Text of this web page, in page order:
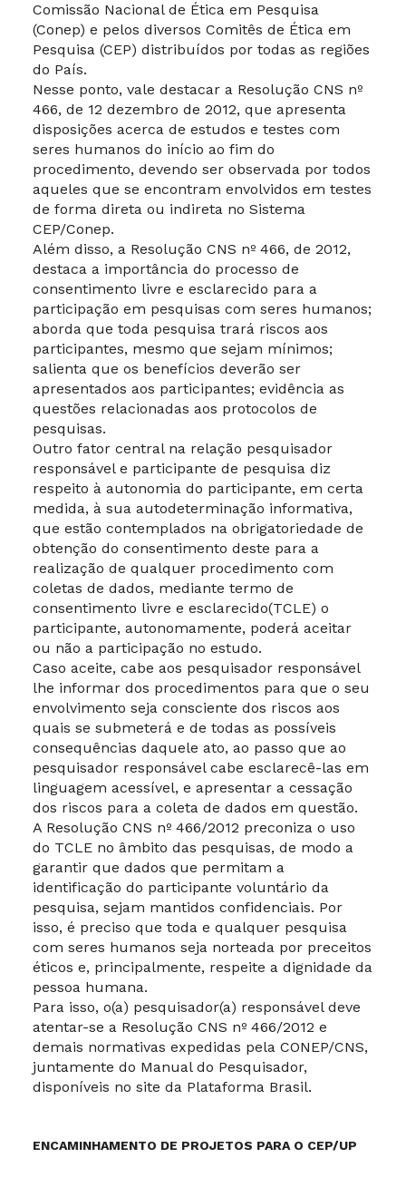
Comissão Nacional de Ética em Pesquisa
(Conep) e pelos diversos Comitês de Ética em
Pesquisa (CEP) distribuídos por todas as regiões
do País.
Nesse ponto, vale destacar a Resolução CNS nº
466, de 12 dezembro de 2012, que apresenta
disposições acerca de estudos e testes com
seres humanos do início ao fim do
procedimento, devendo ser observada por todos
aqueles que se encontram envolvidos em testes
de forma direta ou indireta no Sistema
CEP/Conep.
Além disso, a Resolução CNS nº 466, de 2012,
destaca a importância do processo de
consentimento livre e esclarecido para a
participação em pesquisas com seres humanos;
aborda que toda pesquisa trará riscos aos
participantes, mesmo que sejam mínimos;
salienta que os benefícios deverão ser
apresentados aos participantes; evidência as
questões relacionadas aos protocolos de
pesquisas.
Outro fator central na relação pesquisador
responsável e participante de pesquisa diz
respeito à autonomia do participante, em certa
medida, à sua autodeterminação informativa,
que estão contemplados na obrigatoriedade de
obtenção do consentimento deste para a
realização de qualquer procedimento com
coletas de dados, mediante termo de
consentimento livre e esclarecido(TCLE) o
participante, autonomamente, poderá aceitar
ou não a participação no estudo.
Caso aceite, cabe aos pesquisador responsável
lhe informar dos procedimentos para que o seu
envolvimento seja consciente dos riscos aos
quais se submeterá e de todas as possíveis
consequências daquele ato, ao passo que ao
pesquisador responsável cabe esclarecê-las em
linguagem acessível, e apresentar a cessação
dos riscos para a coleta de dados em questão.
A Resolução CNS nº 466/2012 preconiza o uso
do TCLE no âmbito das pesquisas, de modo a
garantir que dados que permitam a
identificação do participante voluntário da
pesquisa, sejam mantidos confidenciais. Por
isso, é preciso que toda e qualquer pesquisa
com seres humanos seja norteada por preceitos
éticos e, principalmente, respeite a dignidade da
pessoa humana.
Para isso, o(a) pesquisador(a) responsável deve
atentar-se a Resolução CNS nº 466/2012 e
demais normativas expedidas pela CONEP/CNS,
juntamente do Manual do Pesquisador,
disponíveis no site da Plataforma Brasil.
ENCAMINHAMENTO DE PROJETOS PARA O CEP/UP